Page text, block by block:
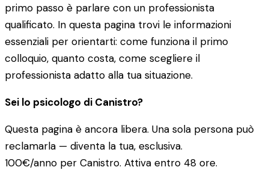
primo passo è parlare con un professionista
qualificato. In questa pagina trovi le informazioni
essenziali per orientarti: come funziona il primo
colloquio, quanto costa, come scegliere il
professionista adatto alla tua situazione.
Sei lo psicologo di Canistro?
Questa pagina è ancora libera. Una sola persona può
reclamarla — diventa la tua, esclusiva.
100€/anno per Canistro. Attiva entro 48 ore.